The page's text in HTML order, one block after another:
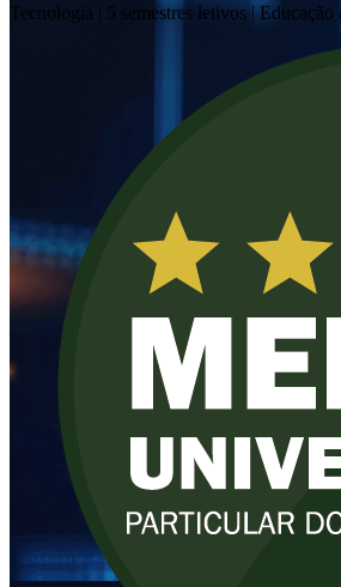
Tecnologia | 5 semestres letivos | Educação